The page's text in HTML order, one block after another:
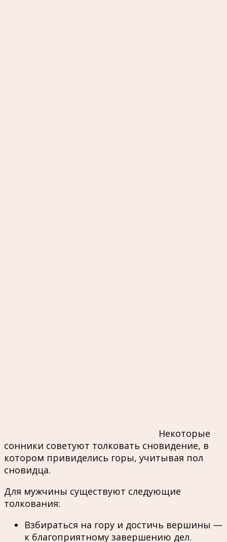
Некоторые
сонники советуют толковать сновидение, в
котором привиделись горы, учитывая пол
сновидца.
Для мужчины существуют следующие
толкования:
Взбираться на гору и достичь вершины —
к благоприятному завершению дел.